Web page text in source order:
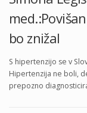
bo znižal
S hipertenzijo se v
Hipertenzija ne boli,
prepozno